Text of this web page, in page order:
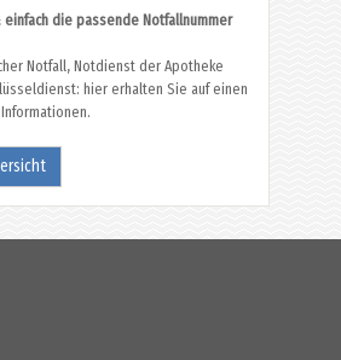
einfach die passende Notfallnummer
Notfall, Notdienst der Apotheke
hier erhalten Sie auf einen